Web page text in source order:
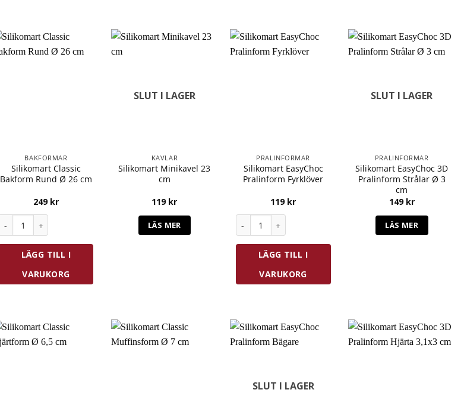
BAKFORMAR
Silikomart Classic
Bakform Rund Ø 26 cm
249 kr
Silikomart Classic Bakform Rund Ø 26 cm mängd
LÄGG TILL I
VARUKORG
SLUT I LAGER
KAVLAR
Silikomart Minikavel 23
cm
119 kr
LÄS MER
PRALINFORMAR
Silikomart EasyChoc
Pralinform Fyrklöver
119 kr
Silikomart EasyChoc Pralinform Fyrklöver mängd
LÄGG TILL I
VARUKORG
SLUT I LAGER
PRALINFORMAR
Silikomart EasyChoc 3D
Pralinform Strålar Ø 3
cm
149 kr
LÄS MER
SLUT I LAGER